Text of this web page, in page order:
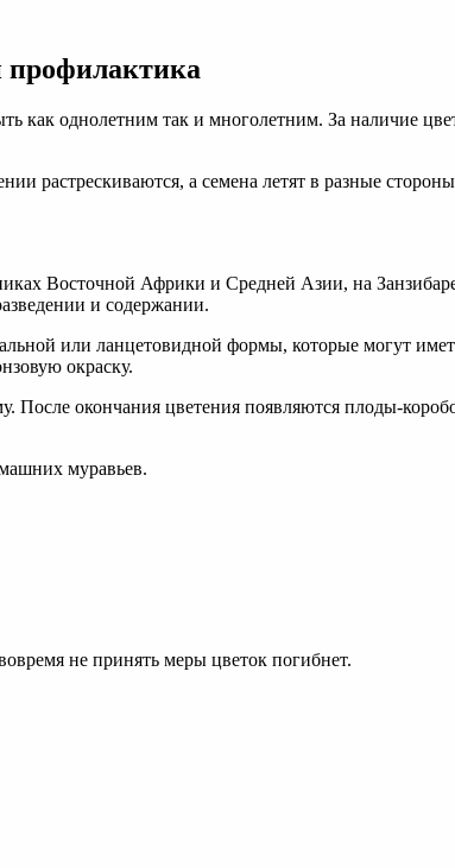
профилактика
как однолетним так и многолетним. За наличие
растрескиваются, а семена летят в разные
Восточной Африки и Средней Азии, на
и содержании.
или ланцетовидной формы, которые могут
окраску.
окончания цветения появляются плоды-
муравьев.
не принять меры цветок погибнет.